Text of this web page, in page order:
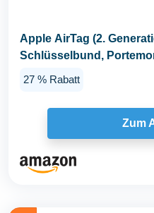
Apple AirTag (2.
Schlüsselbund,
27 % Rabatt
Zum